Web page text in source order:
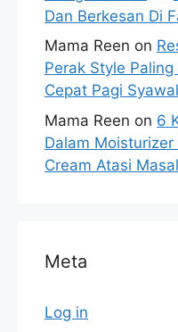
Dan Berkesan Di
Mama Reen on
Perak Style
Cepat Pagi Syawal
Mama Reen on 6
Dalam
Cream Atasi
Meta
Log in